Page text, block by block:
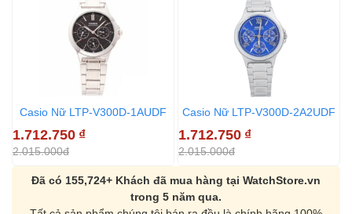
Casio Nữ LTP-V300D-1AUDF
1.712.750 ₫
2.015.000đ
Casio Nữ LTP-V300D-2A2UDF
1.712.750 ₫
2.015.000đ
Đã có 155,724+ Khách đã mua hàng tại WatchStore.vn
trong 5 năm qua.